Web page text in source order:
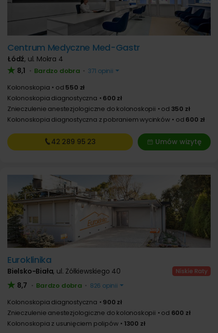
Centrum Medyczne Med-Gastr
Łódź, ul. Mokra 4
8,1 • Bardzo dobra • 371 opinii
Kolonoskopia od 550 zł
Kolonoskopia diagnostyczna
600 zł
Znieczulenie anestezjologiczne do kolonoskopii
od 350 zł
Kolonoskopia diagnostyczna z pobraniem wycinków
od 600 zł
Umów wizytę
42 289 95 23
Euroklinika
Bielsko-Biała, ul. Żółkiewskiego 40
8,7 • Bardzo dobra • 826 opinii
Kolonoskopia diagnostyczna
900 zł
Znieczulenie anestezjologiczne do kolonoskopii
od 600 zł
Kolonoskopia z usunięciem polipów
1300 zł